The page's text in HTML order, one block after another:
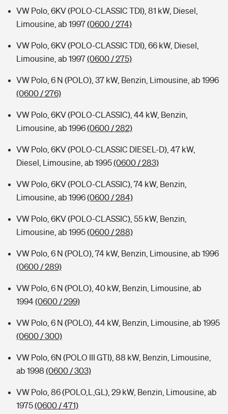
Typklassen: So ist Ihr Auto eingestuft
Sie haben Fragen?
VW Polo, 6KV (POLO-CLASSIC TDI), 81 kW, Diesel,
Limousine, ab 1997(0600 / 274)
VW Polo, 6KV (POLO-CLASSIC TDI), 66 kW, Diesel,
Limousine, ab 1997(0600 / 275)
VW Polo, 6 N (POLO), 37 kW, Benzin, Limousine, ab 1996
(0600 / 276)
VW Polo, 6KV (POLO-CLASSIC), 44 kW, Benzin,
Limousine, ab 1996(0600 / 282)
VW Polo, 6KV (POLO-CLASSIC DIESEL-D), 47 kW,
Diesel, Limousine, ab 1995(0600 / 283)
VW Polo, 6KV (POLO-CLASSIC), 74 kW, Benzin,
Limousine, ab 1996(0600 / 284)
VW Polo, 6KV (POLO-CLASSIC), 55 kW, Benzin,
Limousine, ab 1995(0600 / 288)
VW Polo, 6 N (POLO), 74 kW, Benzin, Limousine, ab 1996
(0600 / 289)
VW Polo, 6 N (POLO), 40 kW, Benzin, Limousine, ab
1994(0600 / 299)
VW Polo, 6 N (POLO), 44 kW, Benzin, Limousine, ab 1995
(0600 / 300)
VW Polo, 6N (POLO III GTI), 88 kW, Benzin, Limousine,
ab 1998 (0600 / 303)
VW Polo, 86 (POLO,L,GL), 29 kW, Benzin, Limousine, ab
1975(0600 / 471)